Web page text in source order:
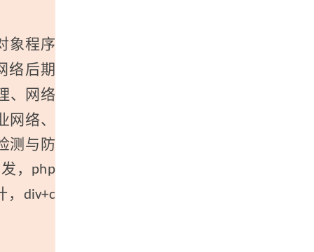
象程序
络后期
、网络
络、
测与防
， php
div+c